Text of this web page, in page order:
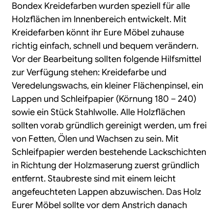
Bondex Kreidefarben wurden speziell für alle
Holzflächen im Innenbereich entwickelt. Mit
Kreidefarben könnt ihr Eure Möbel zuhause
richtig einfach, schnell und bequem verändern.
Vor der Bearbeitung sollten folgende Hilfsmittel
zur Verfügung stehen: Kreidefarbe und
Veredelungswachs, ein kleiner Flächenpinsel, ein
Lappen und Schleifpapier (Körnung 180 – 240)
sowie ein Stück Stahlwolle. Alle Holzflächen
sollten vorab gründlich gereinigt werden, um frei
von Fetten, Ölen und Wachsen zu sein. Mit
Schleifpapier werden bestehende Lackschichten
in Richtung der Holzmaserung zuerst gründlich
entfernt. Staubreste sind mit einem leicht
angefeuchteten Lappen abzuwischen. Das Holz
Eurer Möbel sollte vor dem Anstrich danach